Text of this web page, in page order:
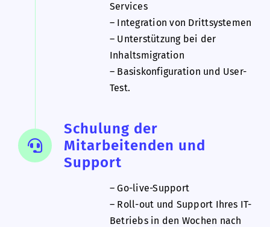
Services
– Integration von Drittsystemen
– Unterstützung bei der
Inhaltsmigration
– Basiskonfiguration und User-
Test.
Schulung der
Mitarbeitenden und
Support
– Go-live-Support
– Roll-out und Support Ihres IT-
Betriebs in den Wochen nach